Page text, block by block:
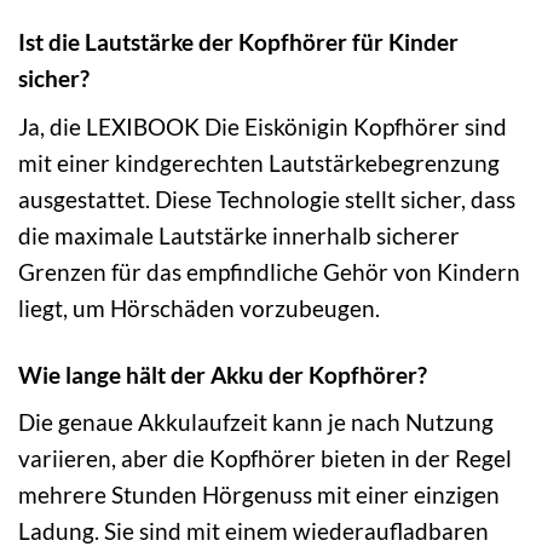
Ist die Lautstärke der Kopfhörer für Kinder
sicher?
Ja, die LEXIBOOK Die Eiskönigin Kopfhörer sind
mit einer kindgerechten Lautstärkebegrenzung
ausgestattet. Diese Technologie stellt sicher, dass
die maximale Lautstärke innerhalb sicherer
Grenzen für das empfindliche Gehör von Kindern
liegt, um Hörschäden vorzubeugen.
Wie lange hält der Akku der Kopfhörer?
Die genaue Akkulaufzeit kann je nach Nutzung
variieren, aber die Kopfhörer bieten in der Regel
mehrere Stunden Hörgenuss mit einer einzigen
Ladung. Sie sind mit einem wiederaufladbaren